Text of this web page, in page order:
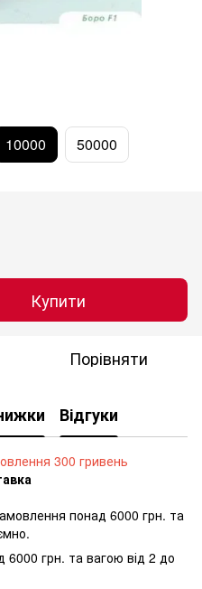
10000 50000
Купити
Порівняти
Відгуки
300 гривень
понад 6000 грн. та
6000 грн. та вагою від 2 до